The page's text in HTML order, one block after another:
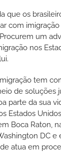
que os
com
um
nos
tem
de soluções
parte da sua
Estados
Boca Raton,
DC
atua em